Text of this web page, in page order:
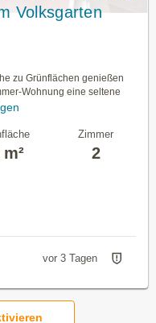
Volksgarten
zu Grünflächen genießen
Wohnung eine seltene
Zimmer
2
vor 3 Tagen